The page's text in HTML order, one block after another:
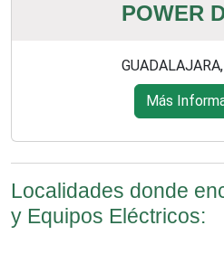
POWER
Más
Localidades donde
y Equipos Eléctricos: